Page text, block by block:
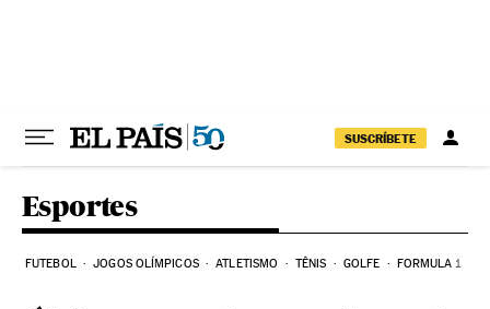
SUSCRÍBETE
Esportes
FUTEBOL JOGOS OLÍMPICOS ATLETISMO TÊNIS GOLFE FORMULA 1